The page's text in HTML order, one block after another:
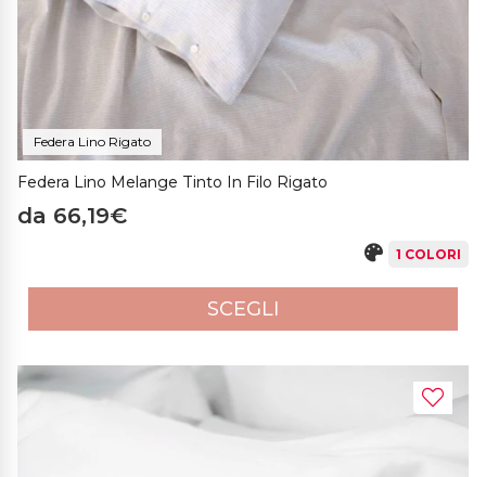
Federa Lino Rigato
Federa Lino Melange Tinto In Filo Rigato
da 66,19€
1 COLORI
SCEGLI